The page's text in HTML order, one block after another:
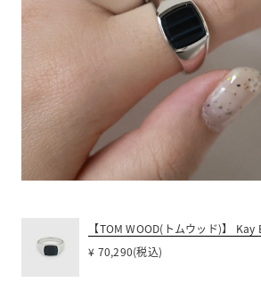
【TOM WOOD(トムウッド)】
¥ 70,290(税込)